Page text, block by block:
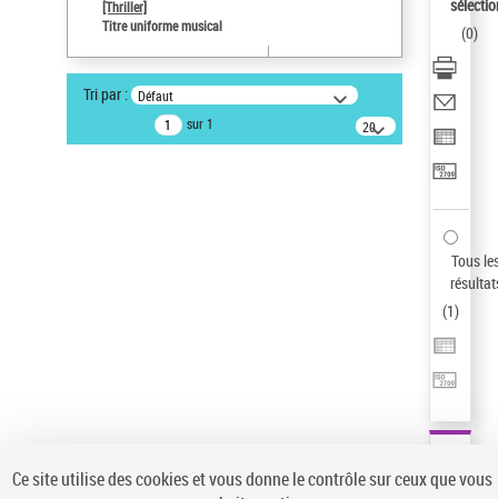
Auteur d’œuvre
Type de notice d'autorité
[Thriller]
Titre uniforme musical
Tri par : Défaut
sur 1
20
résultats/page
(0)
Tous
(1)
Ce site utilise des cookies et vous donne le contrôle sur ceux que vous